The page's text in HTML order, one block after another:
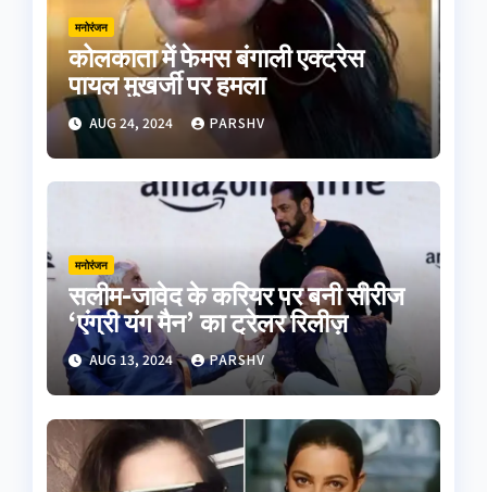
मनोरंजन
कोलकाता में फेमस बंगाली एक्ट्रेस
पायल मुखर्जी पर हमला
AUG 24, 2024 PARSHV
मनोरंजन
सलीम-जावेद के करियर पर बनी सीरीज
‘एंग्री यंग मैन’ का ट्रेलर रिलीज़
AUG 13, 2024 PARSHV